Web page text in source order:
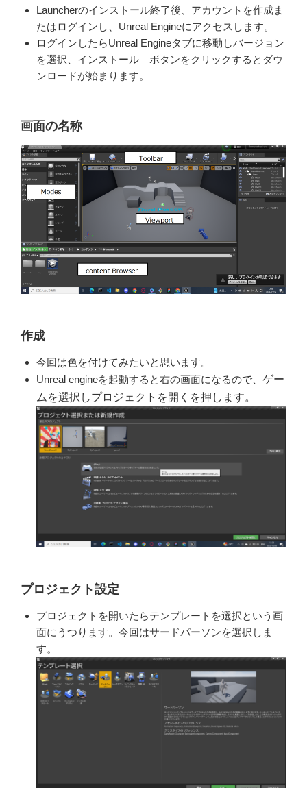
Launcherのインストール終了後、アカウントを作成ま
たはログインし、 Unreal Engineにアクセスします。
ログインしたらUnreal Engineタブに移動しバージョン
を選択、インス トール ボタンをクリックするとダウ
ンロードが始まります。
画面の名称
作成
今回は色を付けてみたいと思います。
Unreal engineを起動すると​右の画面になるので、 ゲー
ムを選択しプロジェクトを開くを押します。
プロジェクト設定
プロジェクトを開いたらテンプレート を選択という画
面にうつります。今回はサードパーソンを選択しま
す。